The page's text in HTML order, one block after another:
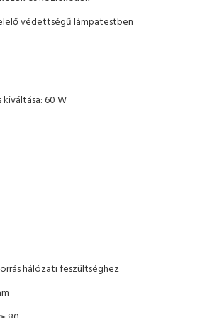
védettségű lámpatestben
60 W
hálózati feszültséghez